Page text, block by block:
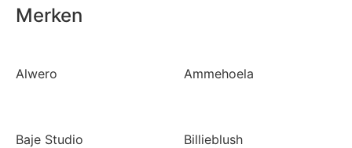
Merken
Alwero Ammehoela
Baje Studio Billieblush